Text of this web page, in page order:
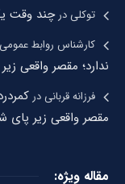
توکلیدرچند وقت
کارشناس روابط عمومی
ندارد؛ مقصر واقعی
فرزانه قربانیدر
مقصر واقعی زیر
مقاله ویژه: